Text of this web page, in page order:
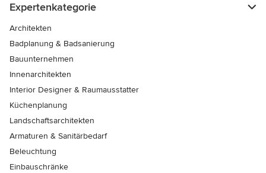
Expertenkategorie
Architekten
Badplanung & Badsanierung
Bauunternehmen
Innenarchitekten
Interior Designer & Raumausstatter
Küchenplanung
Landschaftsarchitekten
Armaturen & Sanitärbedarf
Beleuchtung
Einbauschränke